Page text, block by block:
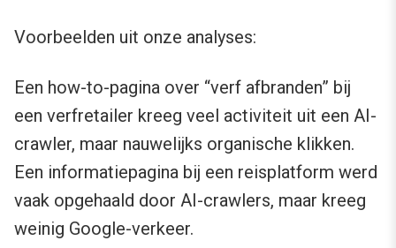
Voorbeelden uit onze analyses:
Een how-to-pagina over “verf afbranden” bij
een verfretailer kreeg veel activiteit uit een AI-
crawler, maar nauwelijks organische klikken.
Een informatiepagina bij een reisplatform werd
vaak opgehaald door AI-crawlers, maar kreeg
weinig Google-verkeer.